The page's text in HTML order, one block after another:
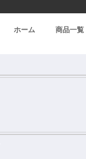
ホーム 商品一覧